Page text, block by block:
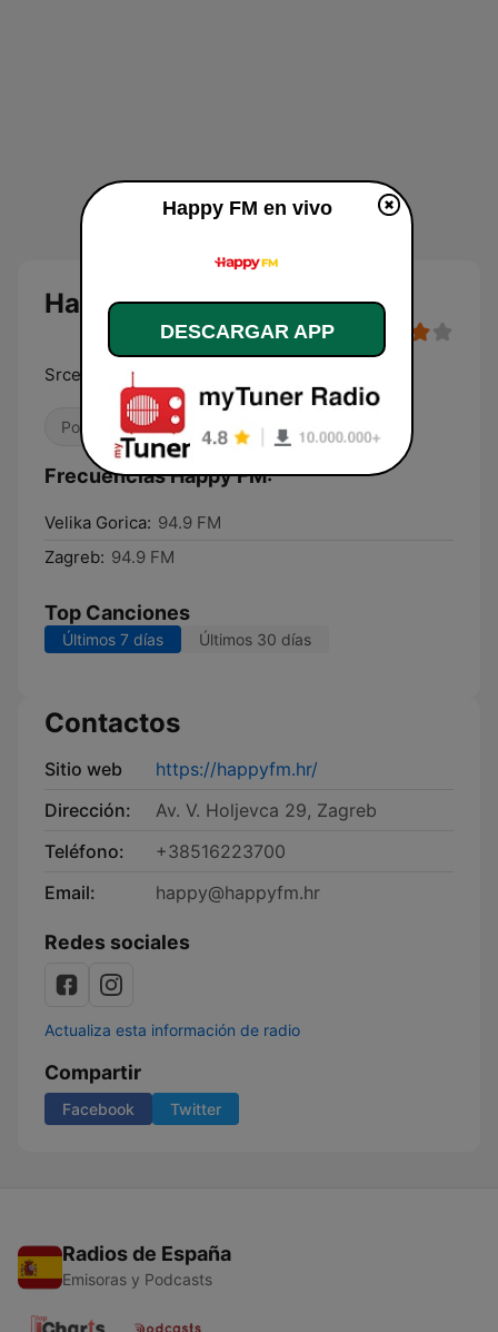
Happy FM
Srcem i tijelom
Pop / Top 40 Años 90
Frecuencias Happy FM:
Velika Gorica: 94.9 FM
Zagreb: 94.9 FM
Top Canciones
Últimos 7 días Últimos 30 días
Contactos
Sitio web
https://happyfm.hr/
Dirección:
Av. V. Holjevca 29, Zagreb
Teléfono:
+38516223700
Email:
happy@happyfm.hr
Redes sociales
Actualiza esta información de radio
Compartir
Facebook Twitter
Radios de España
Emisoras y Podcasts
Happy FM en vivo
DESCARGAR APP